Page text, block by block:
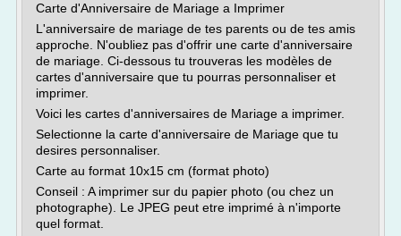
Carte d'Anniversaire de Mariage a Imprimer
L'anniversaire de mariage de tes parents ou de tes amis
approche. N'oubliez pas d'offrir une carte d'anniversaire
de mariage. Ci-dessous tu trouveras les modèles de
cartes d'anniversaire que tu pourras personnaliser et
imprimer.
Voici les cartes d'anniversaires de Mariage a imprimer.
Selectionne la carte d'anniversaire de Mariage que tu
desires personnaliser.
Carte au format 10x15 cm (format photo)
Conseil : A imprimer sur du papier photo (ou chez un
photographe). Le JPEG peut etre imprimé à n'importe
quel format.